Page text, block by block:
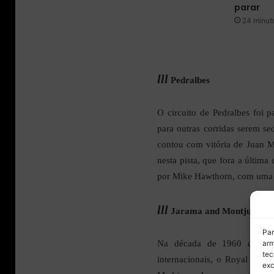
parar
24
lll Pedralbes
O circuito de Pedralbes foi
para outras corridas serem
contou com vitória de Juan
nesta pista, que fora a
por Mike Hawthorn, com
lll Jarama and Montjuïc
Na década de 1960
internacionais, o Royal